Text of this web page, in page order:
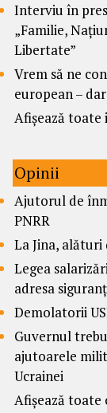
Interviu în
„Familie,
Libertate”
Vrem să ne
european –
Afișează
Opinii
Ajutorul de
PNRR
La Jina,
Legea
adresa
Demolatorii
Guvernul
ajutoarele
Ucrainei
Afișează toate